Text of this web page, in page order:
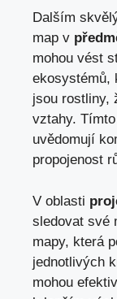
Dalším
map v
mohou vést
ekosystémů,
jsou rostliny,
vztahy.
uvědomují
propojenost
V oblasti
sledovat své
mapy, která
jednotlivých
mohou